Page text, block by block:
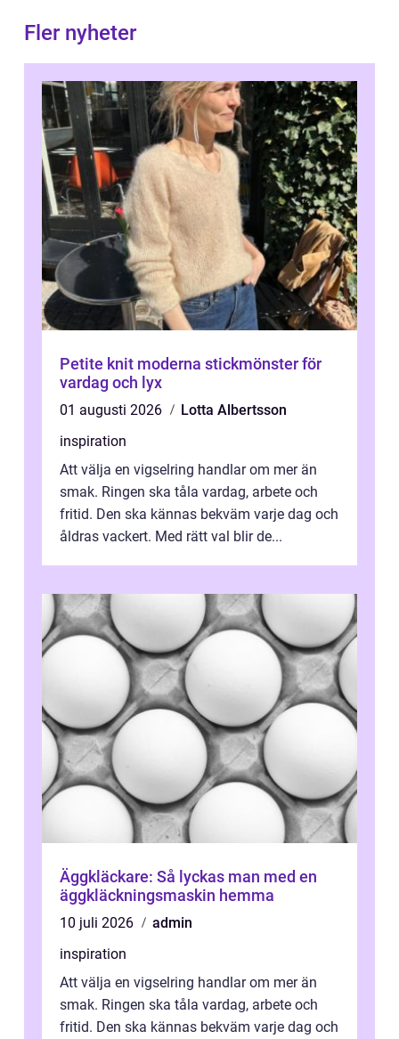
Fler nyheter
Petite knit moderna stickmönster för
vardag och lyx
01 augusti 2026
Lotta Albertsson
inspiration
Att välja en vigselring handlar om mer än
smak. Ringen ska tåla vardag, arbete och
fritid. Den ska kännas bekväm varje dag och
åldras vackert. Med rätt val blir de...
Äggkläckare: Så lyckas man med en
äggkläckningsmaskin hemma
10 juli 2026
admin
inspiration
Att välja en vigselring handlar om mer än
smak. Ringen ska tåla vardag, arbete och
fritid. Den ska kännas bekväm varje dag och